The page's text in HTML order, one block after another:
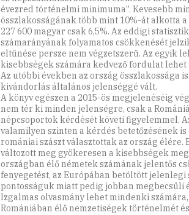
évezred történelmi minimuma”. Kevesebb
összlakosságának több mint 10%-át alkotta
227 600 magyar csak 6,5%. Az eddigi
számarányának folyamatos csökkenését
eltűnése persze nem végzetszerű. Az egyik
kisebbségek számára kedvező fordulat
Az utóbbi években az ország összlakossága
kivándorlás általános jelenséggé vált.
A könyv egészen a 2015-ös megjelenéséig
nem tér ki minden jelenségre, csak a
népcsoportok kérdését követi figyelemmel.
valamilyen szinten a kérdés betetőzésének
romániai szászt választottak az ország élére.
változott meg gyökeresen a kisebbségek
országban élő németek számának jelentős
fenyegetést, az Európában betöltött
pontosságuk miatt pedig jobban megbecsüli
Izgalmas olvasmány lehet mindenki
Romániában élő nemzetiségek történelmét